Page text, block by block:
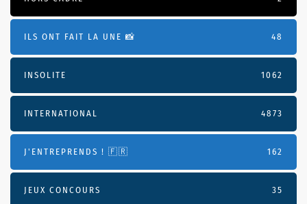
ILS ONT FAIT LA UNE 📸 48
INSOLITE 1062
INTERNATIONAL 4873
J'ENTREPRENDS ! 🇫🇷 162
JEUX CONCOURS 35